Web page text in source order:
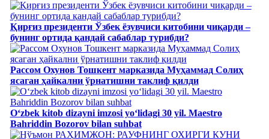
Қирғиз президенти Ўзбек ёзувчиси китобини чиқарди –
бунинг ортида қандай сабаблар турибди?
Рассом Охунов Тошкент марказида Муҳаммад Солиҳ
яcаган ҳайкални ўрнатишни таклиф қилди
Oʻzbek kitob dizayni imzosi yoʻlidagi 30 yil. Maestro
Bahriddin Bozorov bilan suhbat